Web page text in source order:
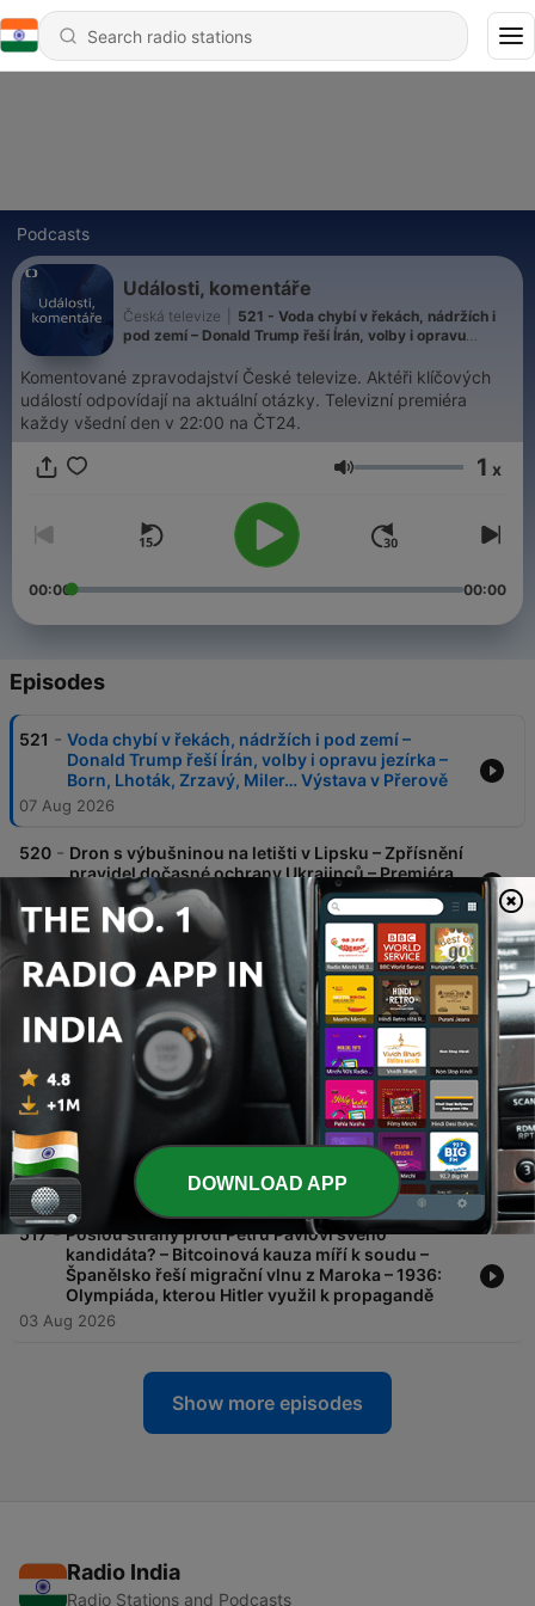
Podcasts
Události, komentáře
Česká televize
521 - Voda chybí v řekách, nádržích i
pod zemí – Donald Trump řeší Írán, volby i opravu
Přerově
Komentované zpravodajství České televize. Aktéři klíčových
událostí odpovídají na aktuální otázky. Televizní premiéra
každy všední den v 22:00 na ČT24.
Volume 1 x
00:00 00:00
Episodes
521 - Voda chybí v řekách, nádržích i pod zemí –
Donald Trump řeší Írán, volby i opravu jezírka –
Born, Lhoták, Zrzavý, Miler… Výstava v Přerově
07 Aug 2026
520 - Dron s výbušninou na letišti v Lipsku – Zpřísnění
pravidel dočasné ochrany Ukrajinců – Premiéra
dokumentu Dvě deci tuše
06 Aug 2026
519 - Když se vedro stane hrozbou – Levné potraviny:
Jak dlouho ceny vydrží? – Burčák dřív než
obvykle – Rodí se projekt soukromé orbitální
stanice
518 - Zvládlo Španělsko migrační vlnu? – Co vedra
způsobují firmám, zaměstnancům, ekonomice –
Konec nominací do senátních a komunálních
voleb – Hledání žhářů
04 Aug 2026
517 - Pošlou strany proti Petru Pavlovi svého
kandidáta? – Bitcoinová kauza míří k soudu –
Španělsko řeší migrační vlnu z Maroka – 1936:
Olympiáda, kterou Hitler využil k propagandě
03 Aug 2026
Show more episodes
Radio India
Radio Stations and Podcasts
DOWNLOAD APP